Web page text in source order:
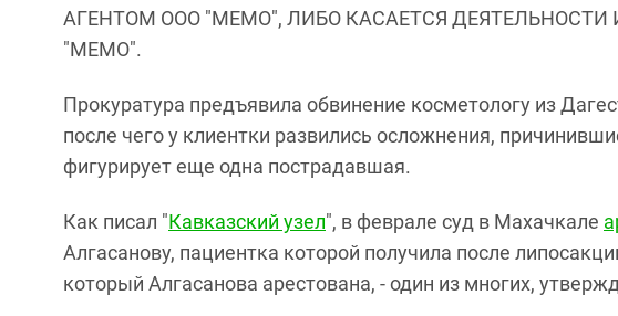
АГЕНТОМ ООО "МЕМО", ЛИБО КАСАЕТСЯ ДЕЯТЕЛЬНОСТИ
"МЕМО".
Прокуратура предъявила обвинение косметологу из
после чего у клиентки развились осложнения,
фигурирует еще одна пострадавшая.
Как писал "Кавказский узел", в феврале суд в Махачкале
Алгасанову, пациентка которой получила после
который Алгасанова арестована, - один из многих,